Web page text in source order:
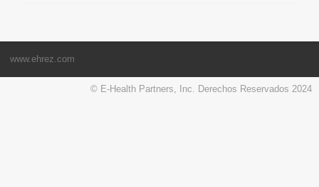
www.ehrez.com
© E-Health Partners, Inc. Derechos Reservados 2024